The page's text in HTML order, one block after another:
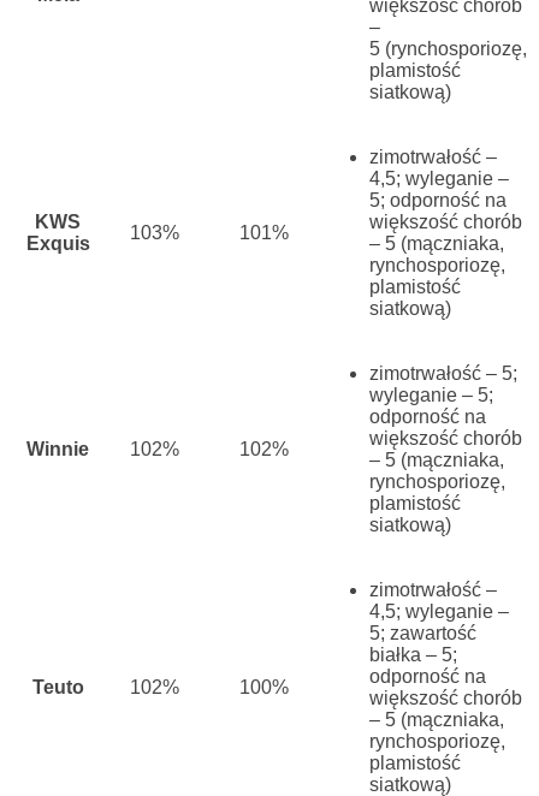
większość chorób
–
5 (rynchosporiozę,
plamistość
siatkową)
KWS
Exquis
103% 101%
zimotrwałość –
4,5; wyleganie –
5; odporność na
większość chorób
– 5 (mączniaka,
rynchosporiozę,
plamistość
siatkową)
Winnie 102% 102%
zimotrwałość – 5;
wyleganie – 5;
odporność na
większość chorób
– 5 (mączniaka,
rynchosporiozę,
plamistość
siatkową)
Teuto 102% 100%
zimotrwałość –
4,5; wyleganie –
5; zawartość
białka – 5;
odporność na
większość chorób
– 5 (mączniaka,
rynchosporiozę,
plamistość
siatkową)